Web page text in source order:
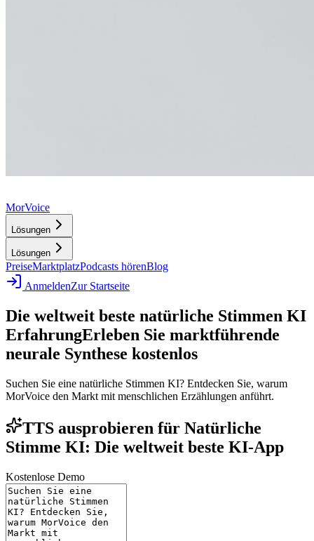
MorVoice
Lösungen
Lösungen
PreiseMarktplatzPodcasts hörenBlog
AnmeldenZur Startseite
Die weltweit beste natürliche Stimmen KI
ErfahrungErleben Sie marktführende
neurale Synthese kostenlos
Suchen Sie eine natürliche Stimmen KI? Entdecken Sie, warum
MorVoice den Markt mit menschlichen Erzählungen anführt.
TTS ausprobieren für Natürliche
Stimme KI: Die weltweit beste KI-App
Kostenlose Demo